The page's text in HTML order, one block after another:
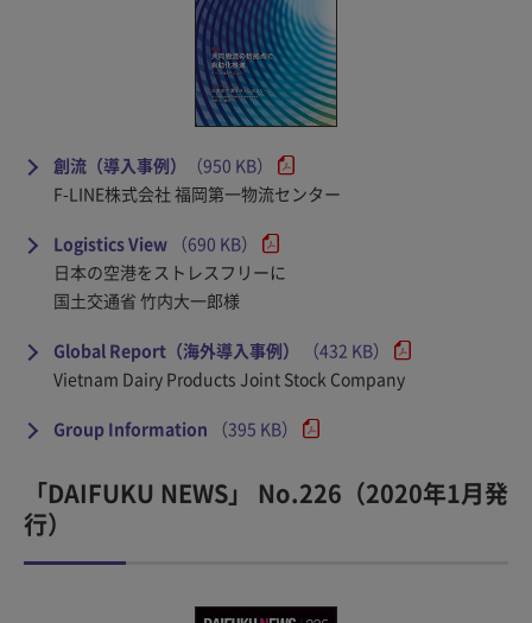
創流（導入事例）
（950 KB）
F-LINE株式会社 福岡第一物流センター
Logistics View
（690 KB）
日本の空港をストレスフリーに
国土交通省 竹内大一郎様
Global Report（海外導入事例）
（432 KB）
Vietnam Dairy Products Joint Stock Company
Group Information （395 KB）
「DAIFUKU NEWS」 No.226（2020年1月発
行）